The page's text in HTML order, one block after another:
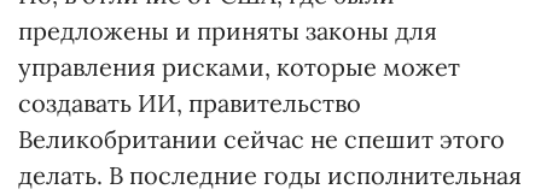
предложены и приняты законы для
управления рисками, которые может
создавать ИИ, правительство
Великобритании сейчас не спешит этого
делать. В последние годы исполнительная